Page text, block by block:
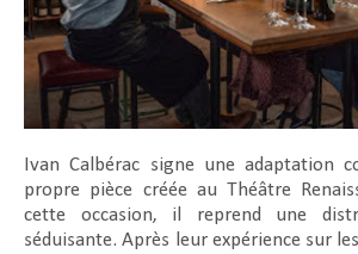
Ivan Calbérac signe une adaptation
propre pièce créée au Théâtre
cette occasion, il reprend une
séduisante. Après leur expérience sur